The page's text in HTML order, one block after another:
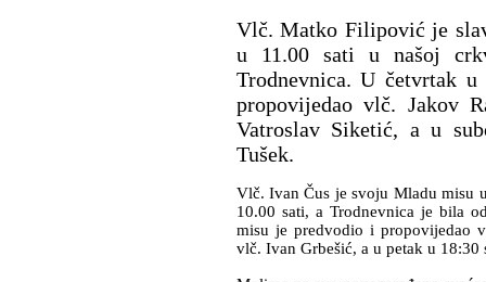
Vlč. Matko Filipović je
u 11.00 sati u našoj
Trodnevnica. U četvrtak
propovijedao vlč. Jakov
Vatroslav Siketić, a u
Tušek.
Vlč. Ivan Čus je svoju Mladu misu
10.00 sati, a Trodnevnica je bila
misu je predvodio i propovijedao
vlč. Ivan Grbešić, a u petak u